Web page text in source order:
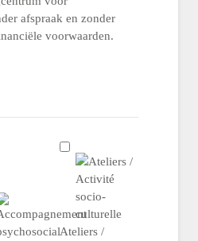
afspraak en zonder
voorwaarden.
Ateliers /